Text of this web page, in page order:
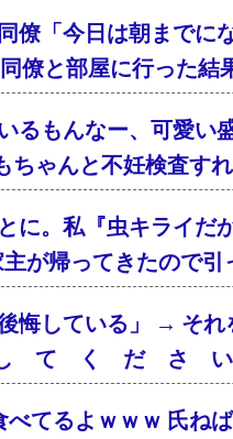
僚「今日は朝までに
僚と部屋に行った結
るもんなー、可愛い
ゃんと不妊検査す
に。私『虫キライだ
が帰ってきたので引
悔している」 → そ
て く だ さ い』
てるよｗｗｗ 氏ね